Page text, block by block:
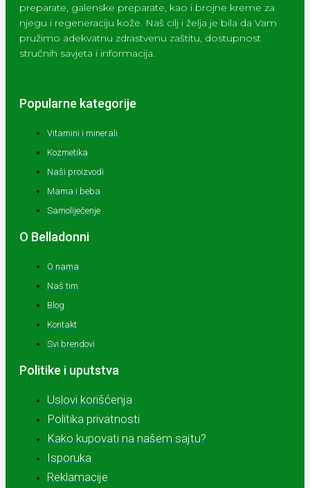
preparate, galenske preparate, kao i brojne kreme za
njegu i regeneraciju kože. Naš cilj i želja je bila da Vam
pružimo adekvatnu zdrastvenu zaštitu, dostupnost
stručnih savjeta i informacija.
Popularne kategorije
Vitamini i minerali
Kozmetika
Naši proizvodi
Mama i beba
Samoliječenje
O Belladonni
O nama
Naš tim
Blog
Kontakt
Svi brendovi
Politike i uputstva
Uslovi korišćenja
Politika privatnosti
Kako kupovati na našem sajtu?
Isporuka
Reklamacije